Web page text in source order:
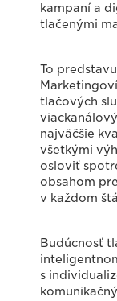
kampaní a
tlačenými
To
tlačových
najväčšie
všetkými
osloviť
obsahom
v každom
Budúcnosť
s